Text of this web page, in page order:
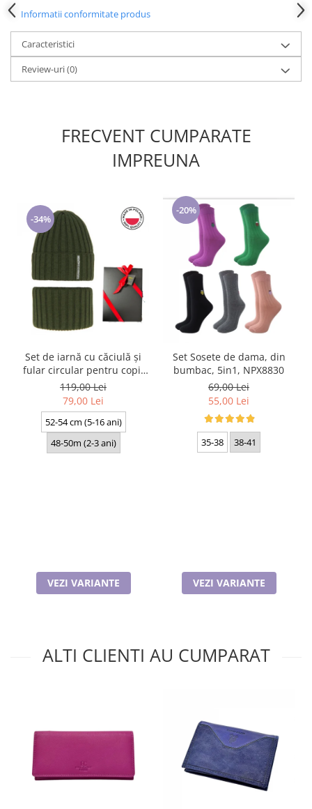
Cadouri pentru Doctori
Cadouri pentru Sfânta Maria
Martisoare
Informatii conformitate produs
Caracteristici
Review-uri(0)
FRECVENT CUMPARATE
IMPREUNA
-34%
Set de iarnă cu căciulă și
fular circular pentru copii
Livido 5465.09.K30 kaki
produs in Polonia
119,00 Lei
79,00 Lei
52-54 cm (5-16 ani)
48-50m (2-3 ani)
VEZI VARIANTE
-20%
Set Sosete de dama, din
bumbac, 5in1, NPX8830
69,00 Lei
55,00 Lei
35-38 38-41
VEZI VARIANTE
ALTI CLIENTI AU CUMPARAT